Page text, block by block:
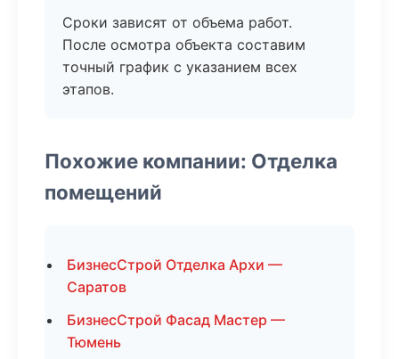
Сроки зависят от объема работ.
После осмотра объекта составим
точный график с указанием всех
этапов.
Похожие компании: Отделка
помещений
БизнесСтрой Отделка Архи —
Саратов
БизнесСтрой Фасад Мастер —
Тюмень